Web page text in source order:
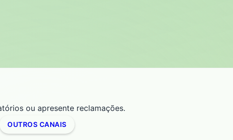
ou apresente reclamações.
OUTROS CANAIS